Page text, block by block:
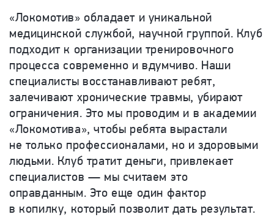
«Локомотив» обладает и уникальной
медицинской службой, научной группой. Клуб
подходит к организации тренировочного
процесса современно и вдумчиво. Наши
специалисты восстанавливают ребят,
залечивают хронические травмы, убирают
ограничения. Это мы проводим и в академии
«Локомотива», чтобы ребята вырастали
не только профессионалами, но и здоровыми
людьми. Клуб тратит деньги, привлекает
специалистов — мы считаем это
оправданным. Это еще один фактор
в копилку, который позволит дать результат.